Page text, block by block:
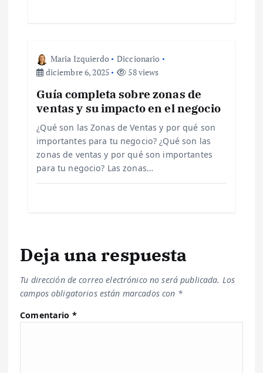
Maria Izquierdo
Diccionario
diciembre 6, 2025
58 views
Guía completa sobre zonas de
ventas y su impacto en el negocio
¿Qué son las Zonas de Ventas y por qué son
importantes para tu negocio? ¿Qué son las
zonas de ventas y por qué son importantes
para tu negocio? Las zonas…
Deja una respuesta
Tu dirección de correo electrónico no será publicada. Los
campos obligatorios están marcados con *
Comentario *